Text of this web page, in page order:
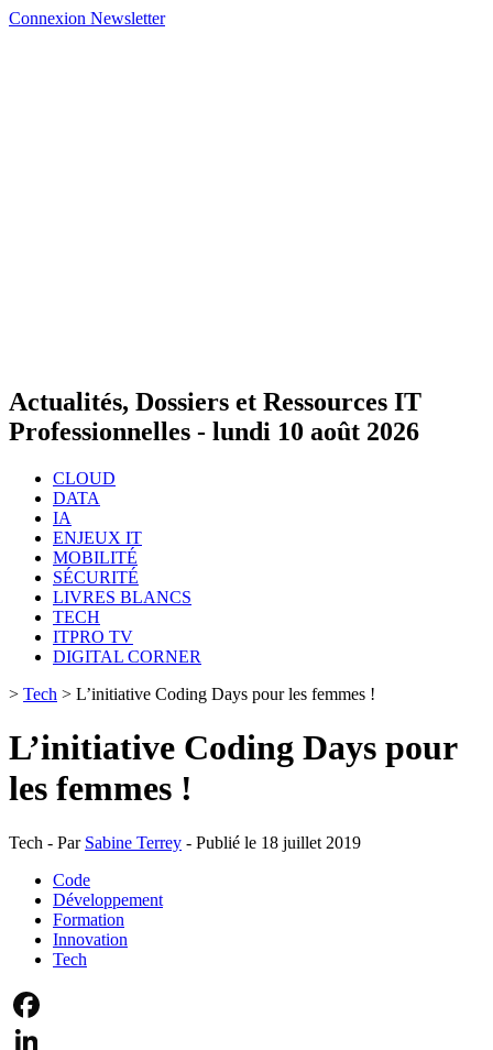
Connexion Newsletter
Actualités, Dossiers et Ressources IT
Professionnelles - lundi 10 août 2026
CLOUD
DATA
IA
ENJEUX IT
MOBILITÉ
SÉCURITÉ
LIVRES BLANCS
TECH
ITPRO TV
DIGITAL CORNER
> Tech > L’initiative Coding Days pour les femmes !
L’initiative Coding Days pour
les femmes !
Tech - Par Sabine Terrey - Publié le 18 juillet 2019
Code
Développement
Formation
Innovation
Tech
Facebook